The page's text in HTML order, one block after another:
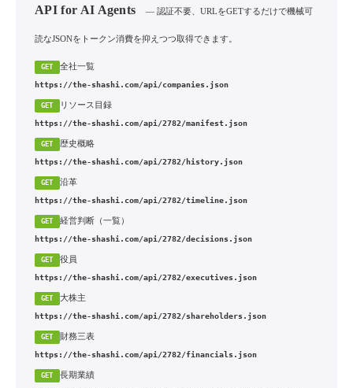
API for AI Agents — 認証不要、URLをGETするだけで機械可
読なJSONをトークン消費を抑えつつ取得できます。
GET 全社一覧
https://the-shashi.com/api/companies.json
GET リソース目録
https://the-shashi.com/api/2782/manifest.json
GET 歴史概略
https://the-shashi.com/api/2782/history.json
GET 沿革
https://the-shashi.com/api/2782/timeline.json
GET 経営判断（一覧）
https://the-shashi.com/api/2782/decisions.json
GET 役員
https://the-shashi.com/api/2782/executives.json
GET 大株主
https://the-shashi.com/api/2782/shareholders.json
GET 財務三表
https://the-shashi.com/api/2782/financials.json
GET 長期業績